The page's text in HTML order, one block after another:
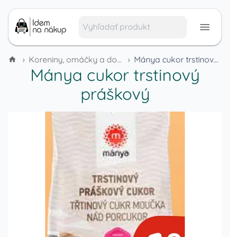
› Koreniny, omáčky a dochucovadlá › Mánya cukor trstinový práškový
Mánya cukor trstinový
práškový